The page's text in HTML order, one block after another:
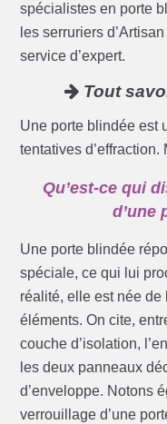
spécialistes en porte
les serruriers
service d’expert.
Tout
Une porte blindée est
tentatives
Qu’est-ce qui
d’une
Une porte blindée
spéciale, ce qui lui
réalité, elle est née de
éléments. On cite,
couche d’isolation,
les deux panneaux
d’enveloppe. Notons
verrouillage d’une